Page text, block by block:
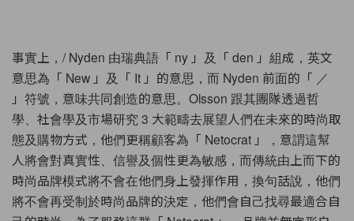
事實上，/ Nyden 由瑞典語「 ny 」及「 den 」組成，英文
意思為「 New 」及「 It 」的意思，而 Nyden 前面的「 ／
」符號，意味共同創造的意思。Olsson 跟其團隊透過哲
學、社會學及市場研究 3 大範疇去展望人們在未來的時尚取
態及購物方式，他們更稱顧客為「 Netocrat 」，意謂這幫
人將會對真實性、信譽及個性更為敏感，而傳統由上而下的
時尚品牌模式將不會在他們身上發揮作用，換句話說，他們
將不會再受制於時尚品牌的決定，他們會自己找尋最適合自